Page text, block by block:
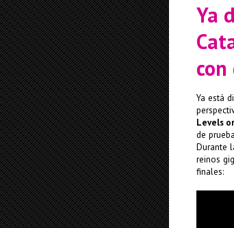
Ya
Ya está
Levels
de
Durante
reinos
finales: